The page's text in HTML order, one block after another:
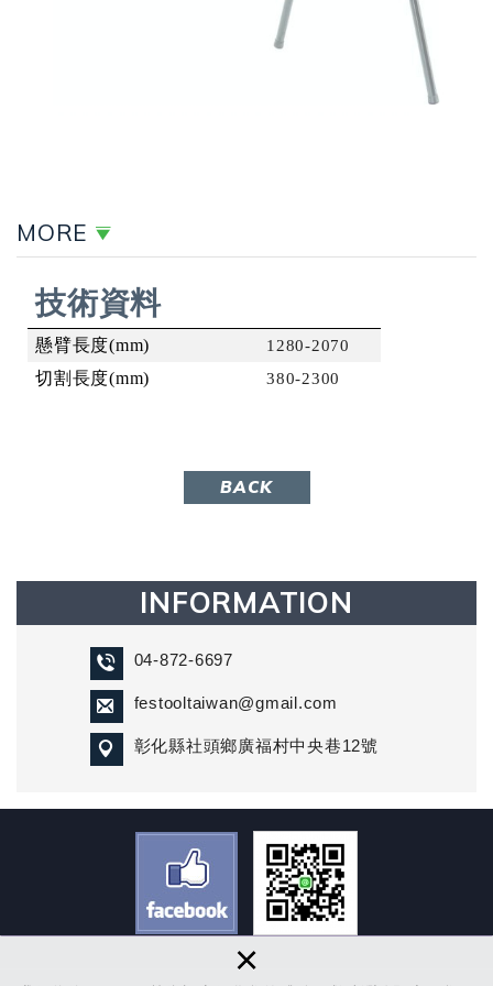
×
MORE
技術資料
懸臂長度(mm) 1280-2070
切割長度(mm) 380-2300
BACK
INFORMATION
04-872-6697
festooltaiwan@gmail.com
彰化縣社頭鄉廣福村中央巷12號